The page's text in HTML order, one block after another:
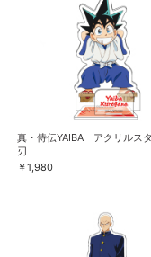
真・侍伝YAIBA アクリルス
刃
￥1,980